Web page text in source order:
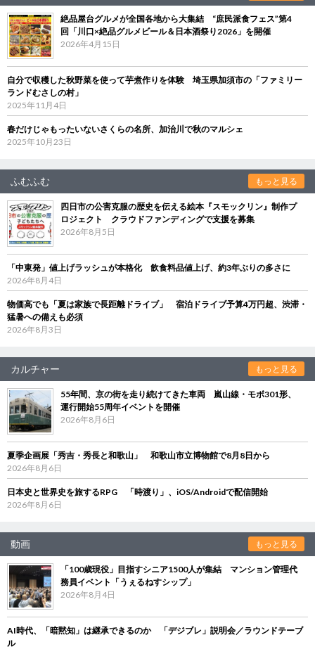
絶品屋台グルメが全国各地から大集結 “庶民派食フェス”第4
回「川口×絶品グルメビール＆日本酒祭り2026」を開催
2026年4月15日
自分で収穫した秋野菜を使って芋煮作りを体験 埼玉県加須市の「ファミリー
ランドむさしの村」
2025年11月4日
春だけじゃもったいないさくらの名所、加治川で秋のマルシェ
2025年10月23日
ふむふむ もっと見る
四日市の公害克服の歴史を伝える絵本『スモックリン』制作プ
ロジェクト クラウドファンディングで支援を募集
2026年8月5日
「中東発」値上げラッシュが本格化 飲食料品値上げ、約3年ぶりの多さに
2026年8月4日
物価高でも「夏は家族で長距離ドライブ」 宿泊ドライブ予算4万円超、渋滞・
猛暑への備えも必須
2026年8月3日
カルチャー もっと見る
55年間、京の街を走り続けてきた車両 嵐山線・モボ301形、
運行開始55周年イベントを開催
2026年8月6日
夏季企画展「秀吉・秀長と和歌山」 和歌山市立博物館で8月8日から
2026年8月6日
日本史と世界史を旅するRPG 「時渡り」、iOS/Androidで配信開始
2026年8月6日
動画 もっと見る
「100歳現役」目指すシニア1500人が集結 マンション管理代
務員イベント「うぇるねすシップ」
2026年8月4日
AI時代、「暗黙知」は継承できるのか 「デジブレ」説明会／ラウンドテーブ
ル